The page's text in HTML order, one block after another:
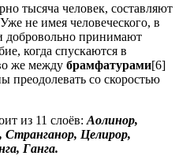
тысяча человек, составляют
не имея человеческого, в
добровольно принимают
когда спускаются в
же междубрамфатурами[6]
преодолевать со скоростью
из 11 слоёв:Аолинор,
Странганор, Целирор,
Ганга.